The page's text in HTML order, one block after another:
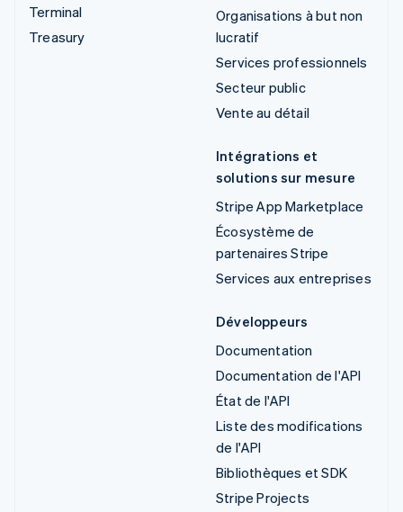
Terminal
Treasury
Organisations à but non
lucratif
Services professionnels
Secteur public
Vente au détail
Intégrations et
solutions sur mesure
Stripe App Marketplace
Écosystème de
partenaires Stripe
Services aux entreprises
Développeurs
Documentation
Documentation de l'API
État de l'API
Liste des modifications
de l'API
Bibliothèques et SDK
Stripe Projects